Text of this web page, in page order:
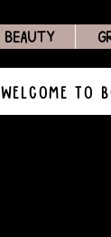
BEAUTY
WELCOME TO